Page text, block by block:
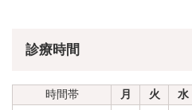
診療時間
時間帯 月 火 水